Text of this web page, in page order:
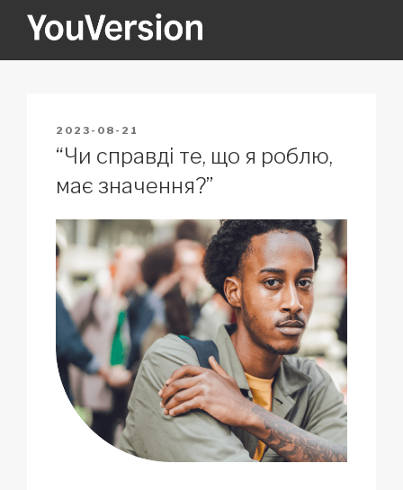
YOUVERSION
POSTED
ON
2023-08-21
“Чи справді те, що я роблю,
має значення?”